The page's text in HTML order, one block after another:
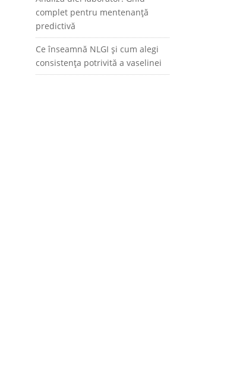
complet pentru mentenanță
predictivă
Ce înseamnă NLGI și cum alegi
consistența potrivită a vaselinei